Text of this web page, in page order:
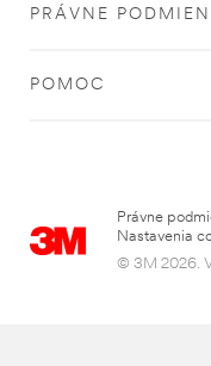
PRÁVNE
POMOC
Právne
Nastavenia
© 3M 2026.